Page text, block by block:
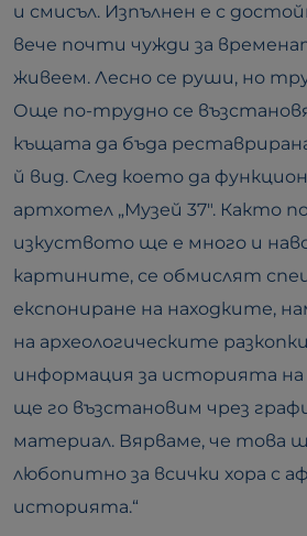
и смисъл. Изпълнен е с
вече почти чужди за
живеем. Лесно се руши, но
Още по-трудно се
къщата да бъда
й вид. След което да
артхотел „Музей 37″. Както
изкуството ще е много и
картините, се обмислят
експониране на находките,
на археологическите
информация за историята
ще го възстановим чрез
материал. Вярваме, че това
любопитно за всички хора с
историята.“